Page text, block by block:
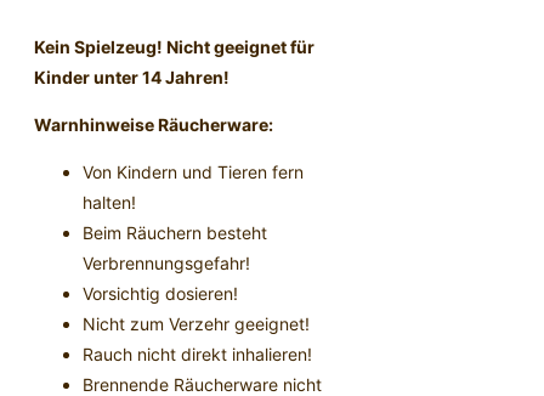
Kein Spielzeug! Nicht geeignet für
Kinder unter 14 Jahren!
Warnhinweise Räucherware:
Von Kindern und Tieren fern
halten!
Beim Räuchern besteht
Verbrennungsgefahr!
Vorsichtig dosieren!
Nicht zum Verzehr geeignet!
Rauch nicht direkt inhalieren!
Brennende Räucherware nicht